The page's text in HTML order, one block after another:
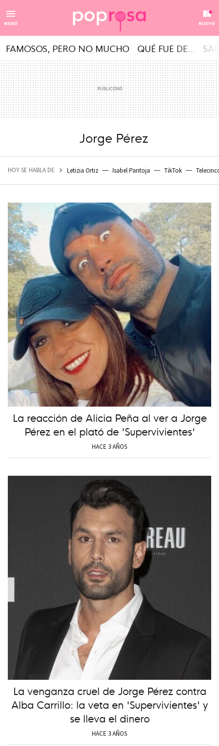
MENÚ NUEVO
FAMOSOS, PERO NO MUCHO QUÉ FUE DE...
Jorge Pérez
HOY SE HABLA DE Letizia Ortiz Isabel Pantoja TikTok
La reacción de Alicia Peña al ver a Jorge
Pérez en el plató de 'Supervivientes'
HACE 3 AÑOS
La venganza cruel de Jorge Pérez contra
Alba Carrillo: la veta en 'Supervivientes' y
se lleva el dinero
HACE 3 AÑOS